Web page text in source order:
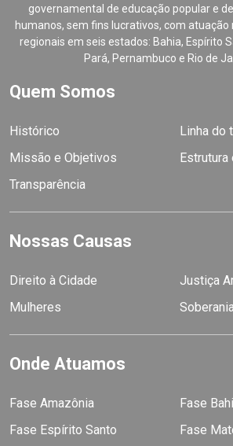
governamental de educação popular e
humanos, sem fins lucrativos, com atuação
regionais em seis estados: Bahia, Espírito
Pará, Pernambuco e Rio de
Quem Somos
Histórico
Linha do
Missão e Objetivos
Estrutura
Transparência
Nossas Causas
Direito à Cidade
Justiça
Mulheres
Onde Atuamos
Fase Amazônia
Fase
Fase Espírito Santo
Fase